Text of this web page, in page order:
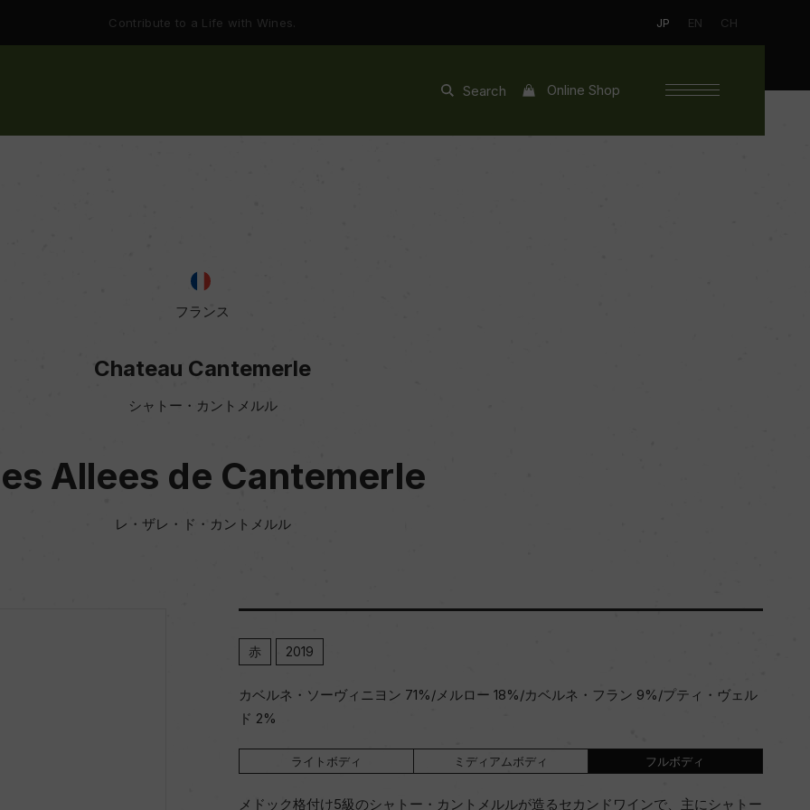
Contribute to a Life with Wines. JP EN CH
Search Online Shop
フランス
Chateau Cantemerle
シャトー・カントメルル
Allees de Cantemerle
レ・ザレ・ド・カントメルル
赤 2019
カベルネ・ソーヴィニヨン 71%/メルロー 18%/カベルネ・フラン 9%/プティ・ヴェル
ド 2%
ライトボディ ミディアムボディ フルボディ
メドック格付け5級のシャトー・カントメルルが造るセカンドワインで、主にシャトー